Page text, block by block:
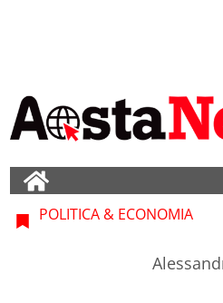
POLITICA & ECONOMIA